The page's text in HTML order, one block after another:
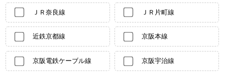
ＪＲ奈良線 ＪＲ片町線
近鉄京都線 京阪本線
京阪電鉄ケーブル線 京阪宇治線